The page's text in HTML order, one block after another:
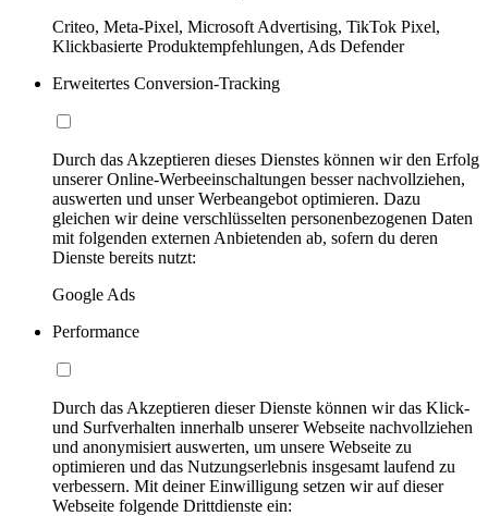
Criteo, Meta-Pixel, Microsoft Advertising, TikTok Pixel,
Klickbasierte Produktempfehlungen, Ads Defender
Erweitertes Conversion-Tracking
Durch das Akzeptieren dieses Dienstes können wir den Erfolg
unserer Online-Werbeeinschaltungen besser nachvollziehen,
auswerten und unser Werbeangebot optimieren. Dazu
gleichen wir deine verschlüsselten personenbezogenen Daten
mit folgenden externen Anbietenden ab, sofern du deren
Dienste bereits nutzt:
Google Ads
Performance
Durch das Akzeptieren dieser Dienste können wir das Klick-
und Surfverhalten innerhalb unserer Webseite nachvollziehen
und anonymisiert auswerten, um unsere Webseite zu
optimieren und das Nutzungserlebnis insgesamt laufend zu
verbessern. Mit deiner Einwilligung setzen wir auf dieser
Webseite folgende Drittdienste ein: